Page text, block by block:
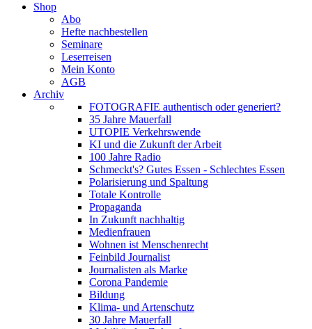
Shop
Abo
Hefte nachbestellen
Seminare
Leserreisen
Mein Konto
AGB
Archiv
FOTOGRAFIE authentisch oder generiert?
35 Jahre Mauerfall
UTOPIE Verkehrswende
KI und die Zukunft der Arbeit
100 Jahre Radio
Schmeckt's? Gutes Essen - Schlechtes Essen
Polarisierung und Spaltung
Totale Kontrolle
Propaganda
In Zukunft nachhaltig
Medienfrauen
Wohnen ist Menschenrecht
Feinbild Journalist
Journalisten als Marke
Corona Pandemie
Bildung
Klima- und Artenschutz
30 Jahre Mauerfall